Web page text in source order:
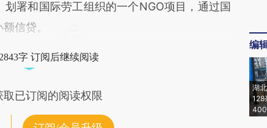
划署和国际劳工组织的一个NGO项目，通过国
信贷。
字 订阅后继续阅读
已订阅的阅读权限
编
湖
128